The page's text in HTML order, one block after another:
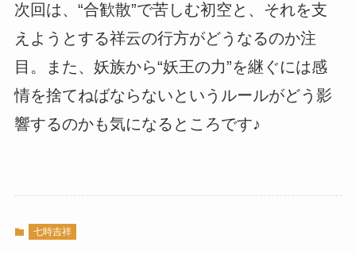
次回は、“合歓散”で苦しむ初空と、それを支
えようとする祥云の行方がどうなるのか注
目。また、妖族から“妖王の力”を継ぐには感
情を捨てねばならないというルールがどう影
響するのかも気になるところです♪
七時吉祥